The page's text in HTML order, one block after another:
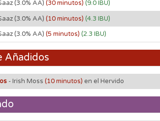
(3.0% AA) (30 minutos) (9.0 IBU)
(3.0% AA) (10 minutos) (4.3 IBU)
(3.0% AA) (5 minutos) (2.3 IBU)
Añadidos
- Irish Moss (10 minutos) en el Hervido